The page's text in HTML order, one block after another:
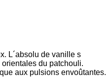
L´absolu de vanille s
du patchouli.
aux pulsions envoûtantes.